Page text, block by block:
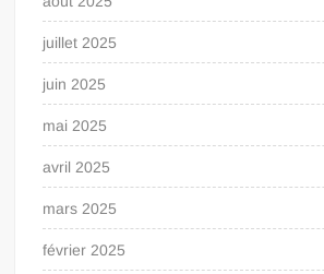
juillet 2025
juin 2025
mai 2025
avril 2025
mars 2025
février 2025